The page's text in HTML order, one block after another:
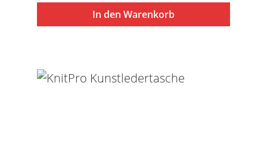
In den Warenkorb